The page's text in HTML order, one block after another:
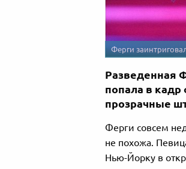
Ферги
Разведенная
попала в кадр
прозрачные
Ферги совсем
не похожа.
Нью-Йорку в